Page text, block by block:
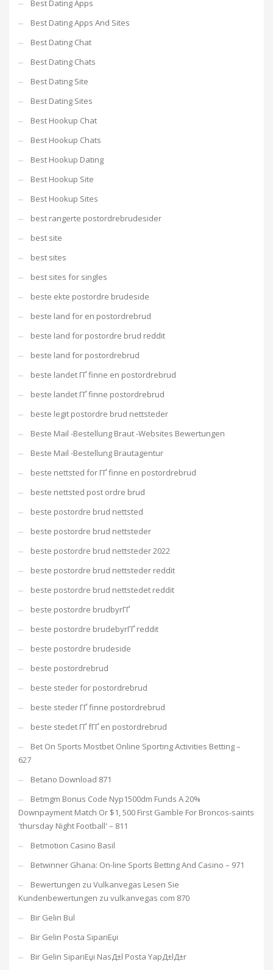
Best Dating Apps
Best Dating Apps And Sites
Best Dating Chat
Best Dating Chats
Best Dating Site
Best Dating Sites
Best Hookup Chat
Best Hookup Chats
Best Hookup Dating
Best Hookup Site
Best Hookup Sites
best rangerte postordrebrudesider
best site
best sites
best sites for singles
beste ekte postordre brudeside
beste land for en postordrebrud
beste land for postordre brud reddit
beste land for postordrebrud
beste landet ГҐ finne en postordrebrud
beste landet ГҐ finne postordrebrud
beste legit postordre brud nettsteder
Beste Mail -Bestellung Braut -Websites Bewertungen
Beste Mail -Bestellung Brautagentur
beste nettsted for ГҐ finne en postordrebrud
beste nettsted post ordre brud
beste postordre brud nettsted
beste postordre brud nettsteder
beste postordre brud nettsteder 2022
beste postordre brud nettsteder reddit
beste postordre brud nettstedet reddit
beste postordre brudbyrГҐ
beste postordre brudebyrГҐ reddit
beste postordre brudeside
beste postordrebrud
beste steder for postordrebrud
beste steder ГҐ finne postordrebrud
beste stedet ГҐ fГҐ en postordrebrud
Bet On Sports Mostbet Online Sporting Activities Betting –
627
Betano Download 871
Betmgm Bonus Code Nyp1500dm Funds A 20%
Downpayment Match Or $1, 500 First Gamble For Broncos-saints
'thursday Night Football' – 811
Betmotion Casino Basil
Betwinner Ghana: On-line Sports Betting And Casino – 971
Bewertungen zu Vulkanvegas Lesen Sie
Kundenbewertungen zu vulkanvegas com 870
Bir Gelin Bul
Bir Gelin Posta SipariЕџi
Bir Gelin SipariЕџi NasД±l Posta YapД±lД±r